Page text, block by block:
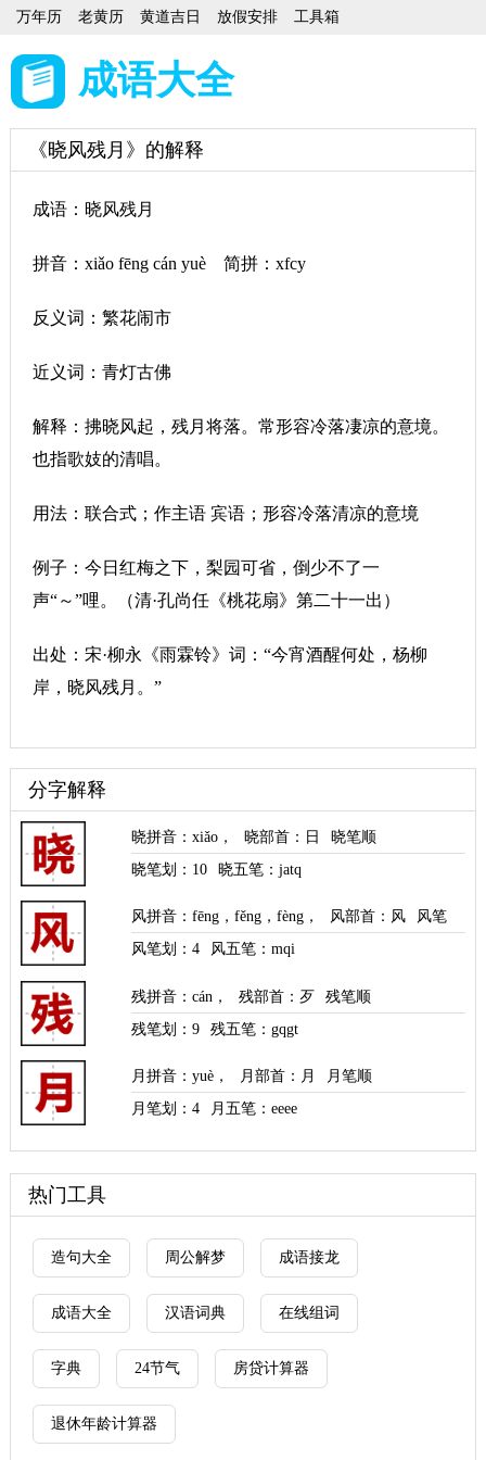
万年历 老黄历 黄道吉日 放假安排 工具箱
成语大全
《晓风残月》的解释
成语：晓风残月
拼音：xiǎo fēng cán yuè 简拼：xfcy
反义词：繁花闹市
近义词：青灯古佛
解释：拂晓风起，残月将落。常形容冷落凄凉的意境。
也指歌妓的清唱。
用法：联合式；作主语 宾语；形容冷落清凉的意境
例子：今日红梅之下，梨园可省，倒少不了一
声“～”哩。（清·孔尚任《桃花扇》第二十一出）
出处：宋·柳永《雨霖铃》词：“今宵酒醒何处，杨柳
岸，晓风残月。”
分字解释
晓拼音 ：xiǎo ， 晓部首 ：日
晓笔顺
晓笔划： 10 晓五笔：jatq
风拼音 ：fēng ，fěng ，fèng ， 风部首 ：风
风笔
顺
风笔划：4 风五笔：mqi
残拼音 ：cán ， 残部首 ：歹
残笔顺
残笔划：9 残五笔：gqgt
月拼音 ：yuè ， 月部首 ：月
月笔顺
月笔划：4 月五笔：eeee
热门工具
造句大全 周公解梦 成语接龙
成语大全 汉语词典 在线组词
字典 24节气 房贷计算器
退休年龄计算器